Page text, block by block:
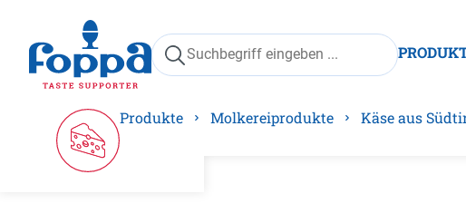
Zur Hauptnavigation springen
Produkte Molkereiprodukte Käse aus